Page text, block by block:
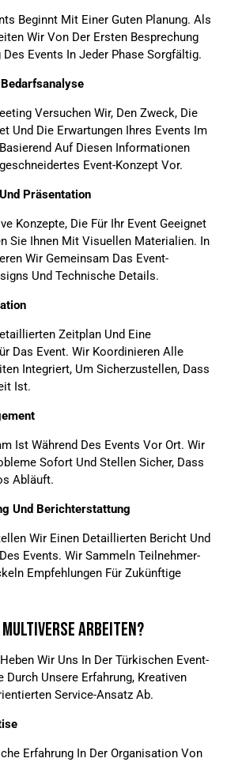
Beginnt Mit Einer Guten Planung. Als
Wir Von Der Ersten Besprechung
Events In Jeder Phase Sorgfältig.
Versuchen Wir, Den Zweck, Die
Und Die Erwartungen Ihres Events Im
Auf Diesen Informationen
Event-Konzept Vor.
Präsentation
Konzepte, Die Für Ihr Event Geeignet
Sie Ihnen Mit Visuellen Materialien. In
Wir Gemeinsam Das Event-
Und Technische Details.
Zeitplan Und Eine
Das Event. Wir Koordinieren Alle
Integriert, Um Sicherzustellen, Dass
Ist.
Ist Während Des Events Vor Ort. Wir
Sofort Und Stellen Sicher, Dass
Abläuft.
Und Berichterstattung
Wir Einen Detaillierten Bericht Und
Events. Wir Sammeln Teilnehmer-
Empfehlungen Für Zukünftige
Multiverse Arbeiten?
Wir Uns In Der Türkischen Event-
Durch Unsere Erfahrung, Kreativen
Service-Ansatz Ab.
Erfahrung In Der Organisation Von